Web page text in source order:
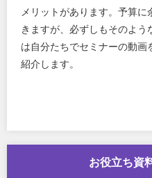
メリットがあります。予算
きますが、必ずしもそのよう
は自分たちでセミナーの動
紹介します。
お役立ち資